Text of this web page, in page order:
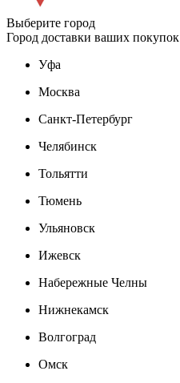
Выберите город
Город доставки ваших покупок
Уфа
Москва
Санкт-Петербург
Челябинск
Тольятти
Тюмень
Ульяновск
Ижевск
Набережные Челны
Нижнекамск
Волгоград
Омск